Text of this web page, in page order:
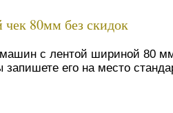
80мм без скидок
с лентой шириной 80
его на место